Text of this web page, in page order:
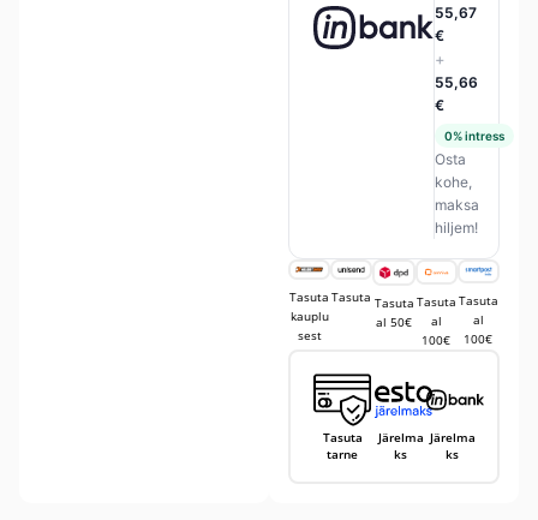
55,67
€
+
55,66
€
0% intress
Osta
kohe,
maksa
hiljem!
Tasuta
kauplu
sest
Tasuta Tasuta
al 50€
Tasuta
al
100€
Tasuta
al
100€
Tasuta
tarne
Järelma
ks
Järelma
ks